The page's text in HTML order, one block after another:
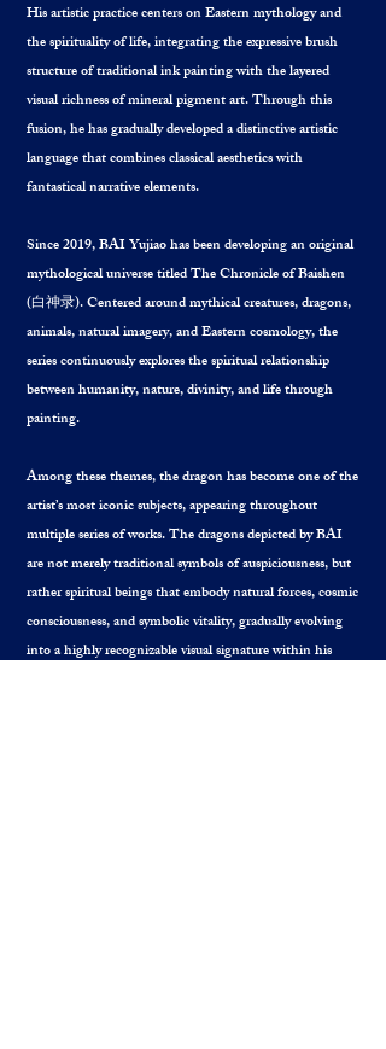
His artistic practice centers on Eastern mythology and
the spirituality of life, integrating the expressive brush
structure of traditional ink painting with the layered
visual richness of mineral pigment art. Through this
fusion, he has gradually developed a distinctive artistic
language that combines classical aesthetics with
fantastical narrative elements.
Since 2019, BAI Yujiao has been developing an original
mythological universe titled The Chronicle of Baishen
(白神录). Centered around mythical creatures, dragons,
animals, natural imagery, and Eastern cosmology, the
series continuously explores the spiritual relationship
between humanity, nature, divinity, and life through
painting.
Among these themes, the dragon has become one of the
artist’s most iconic subjects, appearing throughout
multiple series of works. The dragons depicted by BAI
are not merely traditional symbols of auspiciousness, but
rather spiritual beings that embody natural forces, cosmic
consciousness, and symbolic vitality, gradually evolving
into a highly recognizable visual signature within his